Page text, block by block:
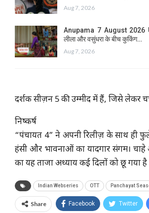
Aug 7, 2026
Anupama 7 August 2026
लीला और वसुंधरा के बीच कुकिंग…
Aug 7, 2026
दर्शक सीज़न 5 की उम्मीद में हैं, जिसे लेकर
निष्कर्ष
“पंचायत 4” ने अपनी रिलीज़ के साथ ही
हंसी और भावनाओं का यादगार संगम।
का यह ताजा अध्याय कई दिलों को छू गया
Indian Webseries OTT Panchayat
Share Facebook Twitter